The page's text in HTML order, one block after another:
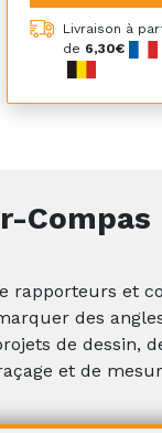
Livraison à
de 6,30€
Compas
rapporteurs et
des
de dessin,
et de